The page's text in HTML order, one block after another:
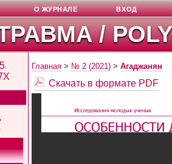
/
О ЖУРНАЛЕ ВХОД
Главная > № 2 (2021) >Агаджанян
Скачать в формате PDF